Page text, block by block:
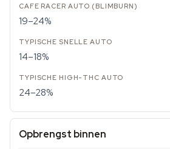
19–24%
14–18%
24–28%
Opbrengst binnen